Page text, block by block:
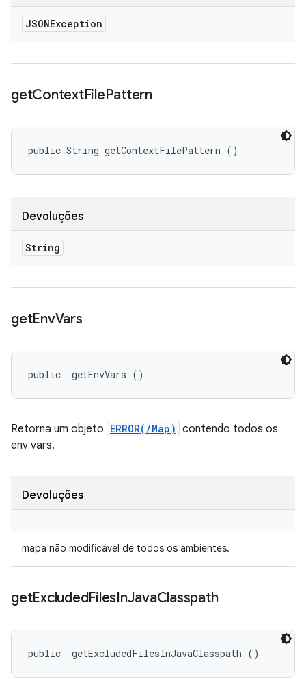
JSONException
getContextFilePattern
public String getContextFilePattern ()
Devoluções
String
getEnvVars
public getEnvVars ()
Retorna um objeto ERROR(/Map) contendo todos os
env vars.
Devoluções
mapa não modificável de todos os ambientes.
getExcludedFilesInJavaClasspath
public getExcludedFilesInJavaClasspath ()